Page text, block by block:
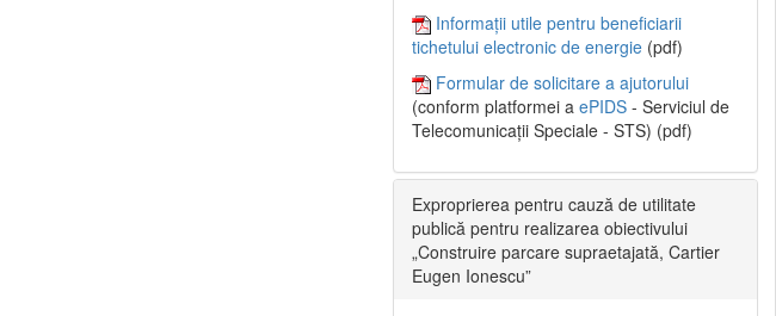
Informații utile pentru beneficiarii
tichetului electronic de energie (pdf)
Formular de solicitare a ajutorului
(conform platformei a ePIDS - Serviciul de
Telecomunicații Speciale - STS) (pdf)
Exproprierea pentru cauză de utilitate
publică pentru realizarea obiectivului
„Construire parcare supraetajată, Cartier
Eugen Ionescu”